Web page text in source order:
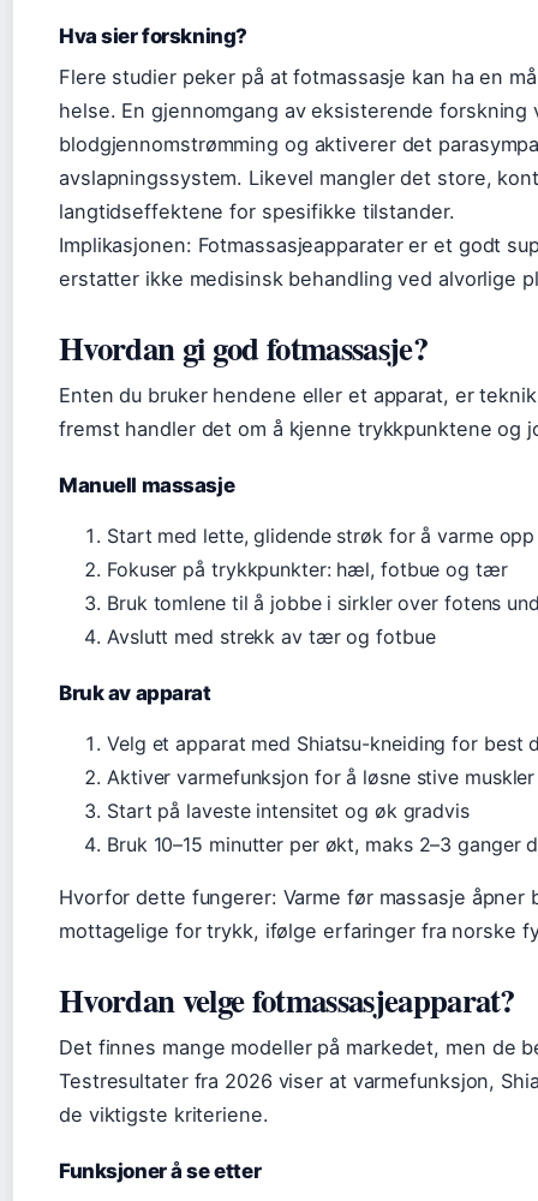
Hva sier forskning?
Flere studier peker på at fotmassasje kan ha en
helse. En gjennomgang av eksisterende forskning
blodgjennomstrømming og aktiverer det
avslapningssystem. Likevel mangler det store,
langtidseffektene for spesifikke tilstander.
Implikasjonen: Fotmassasjeapparater er et godt
erstatter ikke medisinsk behandling ved alvorlige
Hvordan gi god fotmassasje?
Enten du bruker hendene eller et apparat, er
fremst handler det om å kjenne trykkpunktene og
Manuell massasje
Start med lette, glidende strøk for å varme
Fokuser på trykkpunkter: hæl, fotbue og tær
Bruk tomlene til å jobbe i sirkler over fotens
Avslutt med strekk av tær og fotbue
Bruk av apparat
Velg et apparat med Shiatsu-kneiding for best
Aktiver varmefunksjon for å løsne stive
Start på laveste intensitet og øk gradvis
Bruk 10–15 minutter per økt, maks 2–3 ganger
Hvorfor dette fungerer: Varme før massasje åpner
mottagelige for trykk, ifølge erfaringer fra norske
Hvordan velge fotmassasjeapparat?
Det finnes mange modeller på markedet, men de
Testresultater fra 2026 viser at varmefunksjon,
de viktigste kriteriene.
Funksjoner å se etter